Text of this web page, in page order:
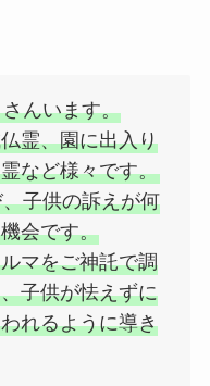
んいます。
霊、園に出入り
など様々です。
子供の訴えが何
会です。
マをご神託で調
子供が怯えずに
れるように導き